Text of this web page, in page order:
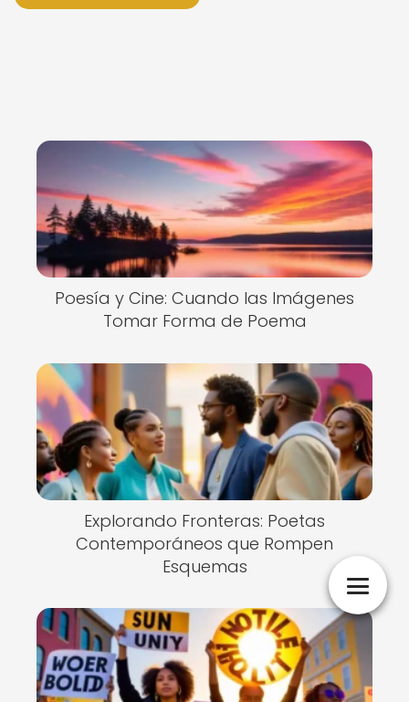
Poesía y Cine: Cuando las Imágenes
Tomar Forma de Poema
Explorando Fronteras: Poetas
Contemporáneos que Rompen
Esquemas